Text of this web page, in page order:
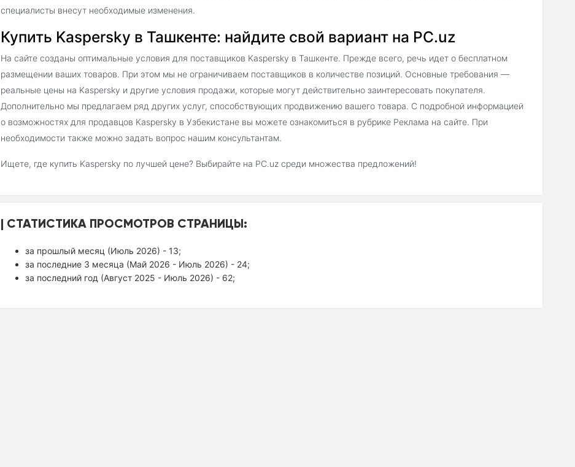
специалисты внесут необходимые изменения.
Купить Kaspersky в Ташкенте: найдите свой вариант на PC.uz
На сайте созданы оптимальные условия для поставщиков Kaspersky в Ташкенте. Прежде всего, речь идет о бесплатном
размещении ваших товаров. При этом мы не ограничиваем поставщиков в количестве позиций. Основные требования —
реальные цены на Kaspersky и другие условия продажи, которые могут действительно заинтересовать покупателя.
Дополнительно мы предлагаем ряд других услуг, способствующих продвижению вашего товара. С подробной информацией
о возможностях для продавцов Kaspersky в Узбекистане вы можете ознакомиться в рубрике Реклама на сайте. При
необходимости также можно задать вопрос нашим консультантам.
Ищете, где купить Kaspersky по лучшей цене? Выбирайте на PC.uz среди множества предложений!
СТАТИСТИКА ПРОСМОТРОВ СТРАНИЦЫ:
за прошлый месяц (Июль 2026) - 13;
за последние 3 месяца (Май 2026 - Июль 2026) - 24;
за последний год (Август 2025 - Июль 2026) - 62;